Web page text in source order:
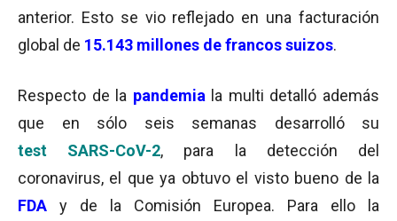
anterior. Esto se vio reflejado en una facturación
global de 15.143 millones de francos suizos.
Respecto de la pandemia la multi detalló además
que en sólo seis semanas desarrolló su
test SARS-CoV-2, para la detección del
coronavirus, el que ya obtuvo el visto bueno de la
FDA y de la Comisión Europea. Para ello la